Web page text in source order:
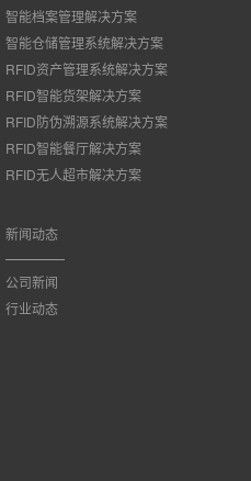
智能档案管理解决方案
智能仓储管理系统解决方案
RFID资产管理系统解决方案
RFID智能货架解决方案
RFID防伪溯源系统解决方案
RFID智能餐厅解决方案
RFID无人超市解决方案
新闻动态
公司新闻
行业动态